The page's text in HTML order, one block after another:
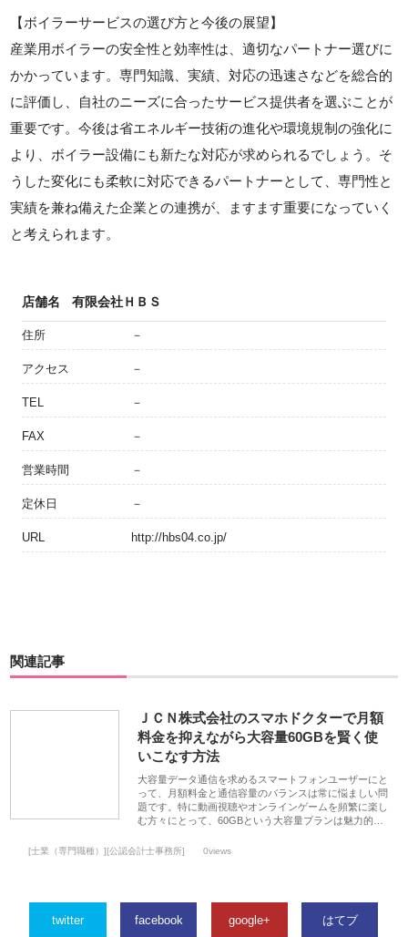
【ボイラーサービスの選び方と今後の展望】
産業用ボイラーの安全性と効率性は、適切なパートナー選びに
かかっています。専門知識、実績、対応の迅速さなどを総合的
に評価し、自社のニーズに合ったサービス提供者を選ぶことが
重要です。今後は省エネルギー技術の進化や環境規制の強化に
より、ボイラー設備にも新たな対応が求められるでしょう。そ
うした変化にも柔軟に対応できるパートナーとして、専門性と
実績を兼ね備えた企業との連携が、ますます重要になっていく
と考えられます。
店舗名 有限会社ＨＢＳ
住所 －
アクセス －
TEL －
FAX －
営業時間 －
定休日 －
URL http://hbs04.co.jp/
関連記事
ＪＣＮ株式会社のスマホドクターで月額
料金を抑えながら大容量60GBを賢く使
いこなす方法
大容量データ通信を求めるスマートフォンユーザーにと
って、月額料金と通信容量のバランスは常に悩ましい問
題です。特に動画視聴やオンラインゲームを頻繁に楽し
む方々にとって、60GBという大容量プランは魅力的…
[士業（専門職種）][公認会計士事務所] 0views
twitter facebook google+ はてブ